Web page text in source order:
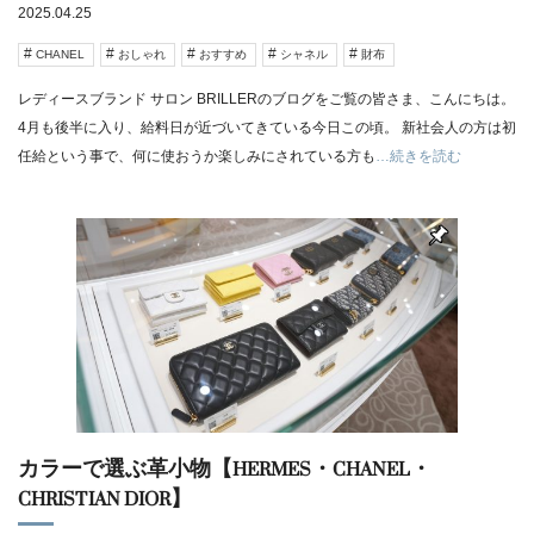
2025.04.25
CHANEL おしゃれ おすすめ シャネル 財布
レディースブランド サロン BRILLERのブログをご覧の皆さま、こんにちは。
4月も後半に入り、給料日が近づいてきている今日この頃。 新社会人の方は初
任給という事で、何に使おうか楽しみにされている方も …続きを読む
カラーで選ぶ革小物【HERMES・CHANEL・
CHRISTIAN DIOR】